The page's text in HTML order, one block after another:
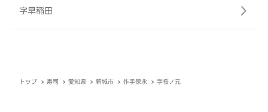
字早稲田
トップ 寿司 愛知県 新城市 作手保永 字桜ノ元